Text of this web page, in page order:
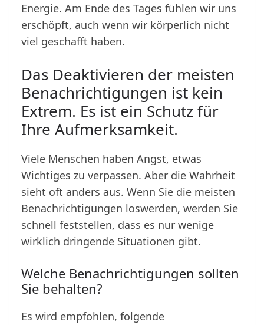
Energie. Am Ende des Tages fühlen wir uns
erschöpft, auch wenn wir körperlich nicht
viel geschafft haben.
Das Deaktivieren der meisten
Benachrichtigungen ist kein
Extrem. Es ist ein Schutz für
Ihre Aufmerksamkeit.
Viele Menschen haben Angst, etwas
Wichtiges zu verpassen. Aber die Wahrheit
sieht oft anders aus. Wenn Sie die meisten
Benachrichtigungen loswerden, werden Sie
schnell feststellen, dass es nur wenige
wirklich dringende Situationen gibt.
Welche Benachrichtigungen sollten
Sie behalten?
Es wird empfohlen, folgende